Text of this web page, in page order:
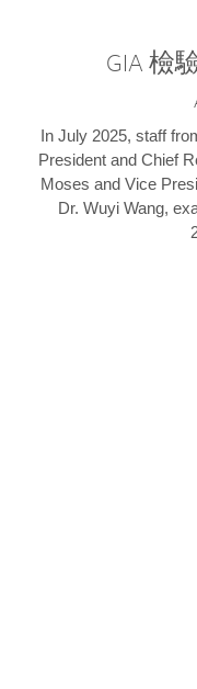
GIA 檢
In July 2025, staff
President and Chief
Moses and Vice
Dr. Wuyi Wang,